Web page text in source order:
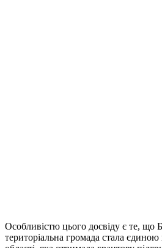
Особливістю цього досвіду є те, що
територіальна громада стала